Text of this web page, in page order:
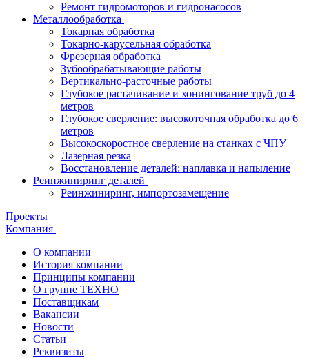
Ремонт гидромоторов и гидронасосов
Металлообработка
Токарная обработка
Токарно-карусельная обработка
Фрезерная обработка
Зубообрабатывающие работы
Вертикально-расточные работы
Глубокое растачивание и хонингование труб до 4
метров
Глубокое сверление: высокоточная обработка до 6
метров
Высокоскоростное сверление на станках с ЧПУ
Лазерная резка
Восстановление деталей: наплавка и напыление
Реинжиниринг деталей
Реинжиниринг, импортозамещение
Проекты
Компания
О компании
История компании
Принципы компании
О группе ТЕХНО
Поставщикам
Вакансии
Новости
Статьи
Реквизиты